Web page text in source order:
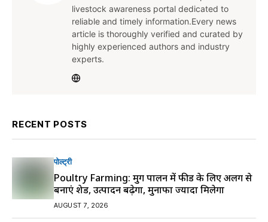
livestock awareness portal dedicated to
reliable and timely information.Every news
article is thoroughly verified and curated by
highly experienced authors and industry
experts.
RECENT POSTS
पोल्ट्री
Poultry Farming: मुर्गी पालन में फीड के लिए अलग से
बनाएं शेड, उत्पादन बढ़ेगा, मुनाफा ज्यादा मिलेगा
AUGUST 7, 2026